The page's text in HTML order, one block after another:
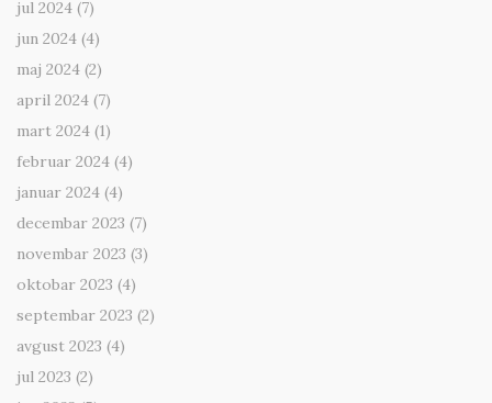
jul 2024 (7)
jun 2024 (4)
maj 2024 (2)
april 2024 (7)
mart 2024 (1)
februar 2024 (4)
januar 2024 (4)
decembar 2023 (7)
novembar 2023 (3)
oktobar 2023 (4)
septembar 2023 (2)
avgust 2023 (4)
jul 2023 (2)